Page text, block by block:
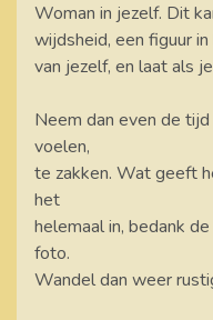
Woman in jezelf. Dit
wijdsheid, een figuur
van jezelf, en laat als
Neem dan even de
voelen,
te zakken. Wat geeft
het
helemaal in, bedank
foto.
Wandel dan weer